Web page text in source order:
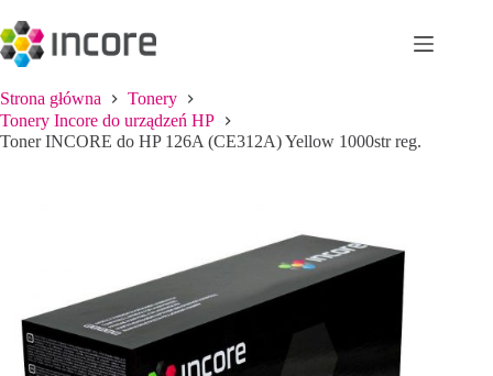
do
treści
Strona główna
Tonery
Tonery Incore do urządzeń HP
Toner INCORE do HP 126A (CE312A) Yellow 1000str reg.